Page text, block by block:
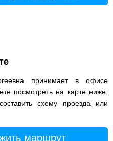
принимает в офисе
посмотреть на карте ниже.
схему проезда или
маршрут